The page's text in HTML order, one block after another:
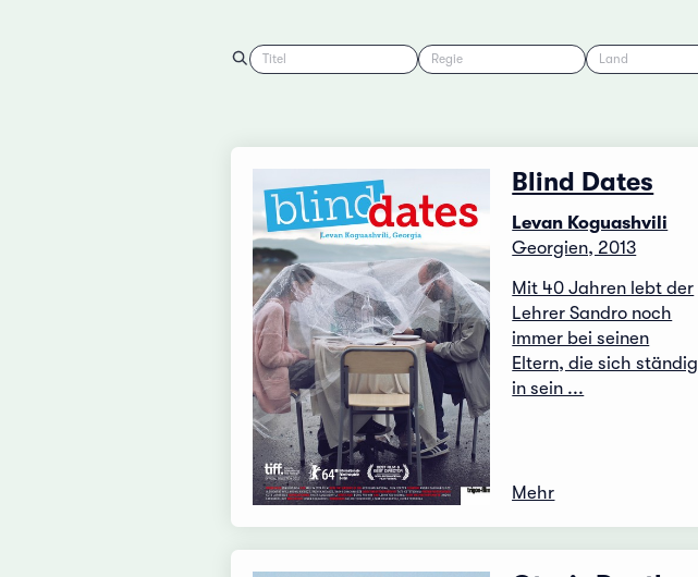
Titel Regie Land
Blind Dates
Levan Koguashvili
Georgien, 2013
Mit 40 Jahren lebt der
Lehrer Sandro noch
immer bei seinen
Eltern, die sich ständig
in sein ...
Mehr